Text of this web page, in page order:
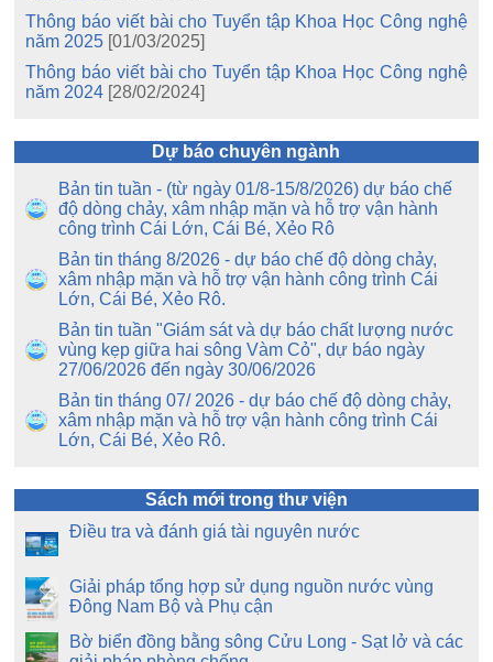
Thông báo viết bài cho Tuyển tập Khoa Học Công nghệ
năm 2025 [01/03/2025]
Thông báo viết bài cho Tuyển tập Khoa Học Công nghệ
năm 2024 [28/02/2024]
Dự báo chuyên ngành
Bản tin tuần - (từ ngày 01/8-15/8/2026) dự báo chế
độ dòng chảy, xâm nhập mặn và hỗ trợ vận hành
công trình Cái Lớn, Cái Bé, Xẻo Rô
Bản tin tháng 8/2026 - dự báo chế độ dòng chảy,
xâm nhập mặn và hỗ trợ vận hành công trình Cái
Lớn, Cái Bé, Xẻo Rô.
Bản tin tuần "Giám sát và dự báo chất lượng nước
vùng kẹp giữa hai sông Vàm Cỏ", dự báo ngày
27/06/2026 đến ngày 30/06/2026
Bản tin tháng 07/ 2026 - dự báo chế độ dòng chảy,
xâm nhập mặn và hỗ trợ vận hành công trình Cái
Lớn, Cái Bé, Xẻo Rô.
Sách mới trong thư viện
Điều tra và đánh giá tài nguyên nước
Giải pháp tổng hợp sử dụng nguồn nước vùng
Đông Nam Bộ và Phụ cận
Bờ biển đồng bằng sông Cửu Long - Sạt lở và các